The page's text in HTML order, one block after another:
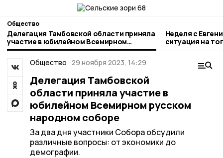
Общество
Делегация Тамбовской области приняла
участие в юбилейном Всемирном
русском народном соборе
Неделя с
ситуация на
городе и
Общество 29 ноября 2023, 14:29
Делегация Тамбовской
области приняла участие в
юбилейном Всемирном русском
народном соборе
За два дня участники Собора обсудили
различные вопросы: от экономики до
демографии.